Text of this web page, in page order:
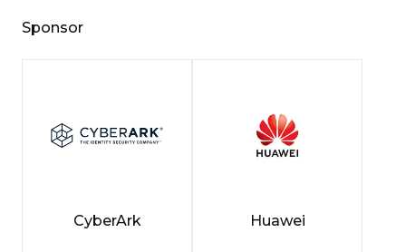
Sponsor
CyberArk Huawei